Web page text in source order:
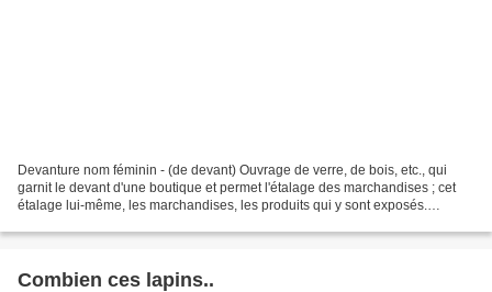
Devanture nom féminin - (de devant) Ouvrage de verre, de bois, etc., qui
garnit le devant d'une boutique et permet l'étalage des marchandises ; cet
étalage lui-même, les marchandises, les produits qui y sont exposés.
Combien ces lapins..